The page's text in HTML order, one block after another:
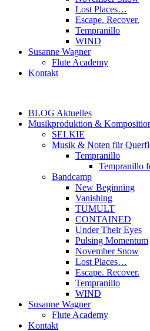
Lost Places…
Escape. Recover.
Tempranillo
WIND
Susanne Wagner
Flute Academy
Kontakt
BLOG Aktuelles
Musikproduktion &
SELKIE
Musik & Noten für
Tempranillo
Tempranillo
Bandcamp
New Beginning
Vanishing
TUMULT
CONTAINED
Under Their Eyes
Pulsing Momentum
November Snow
Lost Places…
Escape. Recover.
Tempranillo
WIND
Susanne Wagner
Flute Academy
Kontakt